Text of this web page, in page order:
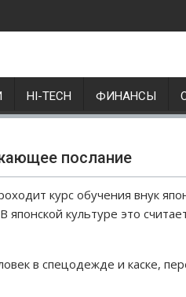
HI-TECH ФИНАНСЫ
послание
курс обучения внук
японской культуре это
в спецодежде и каске,